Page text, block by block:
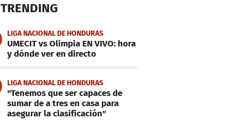
TRENDING
LIGA NACIONAL DE HONDURAS
UMECIT vs Olimpia EN VIVO: hora
y dónde ver en directo
LIGA NACIONAL DE HONDURAS
"Tenemos que ser capaces de
sumar de a tres en casa para
asegurar la clasificación"